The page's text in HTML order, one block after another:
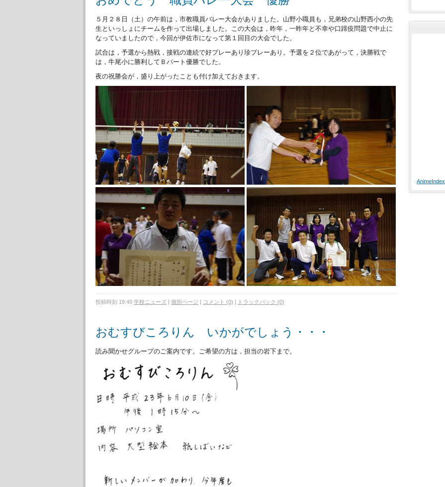
５月２８日（土）の午前は，市教職員バレー大会がありました。山野小職員も，兄弟校の山野西小の先
生といっしょにチームを作って出場しました。この大会は，昨年，一昨年と不幸や口蹄疫問題で中止に
なっていましたので，今回が伊佐市になって第１回目の大会でした。
試合は，予選から熱戦，接戦の連続で好プレーあり珍プレーあり。予選を２位であがって，決勝戦で
は，牛尾小に勝利してＢパート優勝でした。
夜の祝勝会が，盛り上がったことも付け加えておきます。
投稿時刻 19:40 学校ニューズ | 個別ページ | コメント (0) | トラックバック (0)
おむすびころりん いかがでしょう・・・
読み聞かせグループのご案内です。ご希望の方は，担当の岩下まで。
AnimeIndex